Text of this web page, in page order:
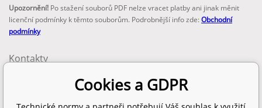
Upozornění! Po stažení souborů PDF nelze vracet platby ani jinak měnit
licenční podmínky k těmto souborům. Podrobnější info zde:Obchodní
podmínky
Kontakty
info@technickenormy.cz
obchod@technickenormy.cz
Cookies a GDPR